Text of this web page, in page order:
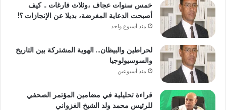
خمس سنوات عجاف ،وثلاث فارغات .. كيف
أصبحت الدعاية المغرضة، بديلا عن الإنجازات ؟!
منذ أسبوع واحد
لحراطين والبيظان… الهوية المشتركة بين التاريخ
والسوسيولوجيا
منذ أسبوعين
قراءة تحليلية في مضامين المؤتمر الصحفي
للرئيس محمد ولد الشيخ الغزواني